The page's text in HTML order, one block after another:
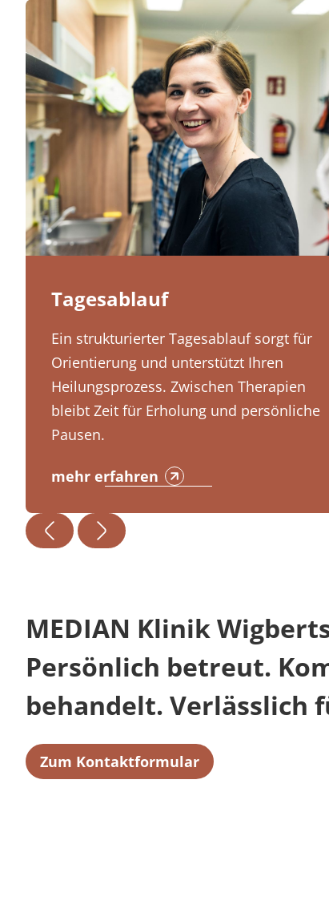
Tagesablauf
Ein strukturierter Tagesablauf sorgt für
Orientierung und unterstützt Ihren
Heilungsprozess. Zwischen Therapien
bleibt Zeit für Erholung und persönliche
Pausen.
mehr erfahren
MEDIAN Klinik
Persönlich betreut.
behandelt. Verlässlich
Zum Kontaktformular